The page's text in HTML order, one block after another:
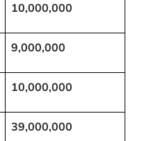
10,000,000
9,000,000
10,000,000
39,000,000